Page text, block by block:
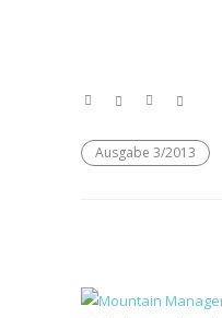
Ausgabe 3/2013